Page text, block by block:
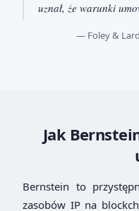
uznał, że warunki
— Foley &
Jak
Bernstein to
zasobów IP na